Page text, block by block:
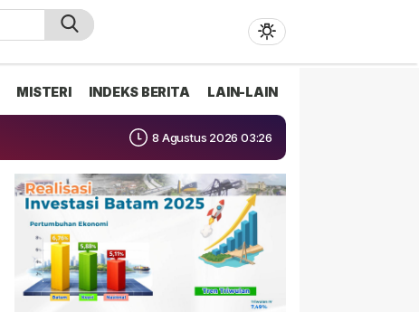
MISTERI INDEKS BERITA LAIN-LAIN
8 Agustus 2026 03:26